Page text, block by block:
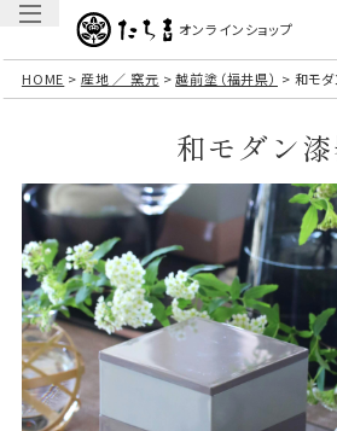
オンラインショップ
HOME 産地 ／ 窯元 越前塗（福井県） 和モ
和モダン